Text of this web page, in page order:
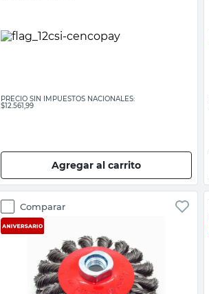
PRECIO SIN IMPUESTOS NACIONALES:
$12.561,99
Agregar al carrito
Comparar